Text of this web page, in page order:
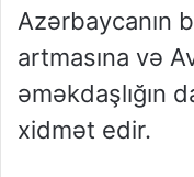
Azərbaycanın
artmasına və
əməkdaşlığın
xidmət edir.